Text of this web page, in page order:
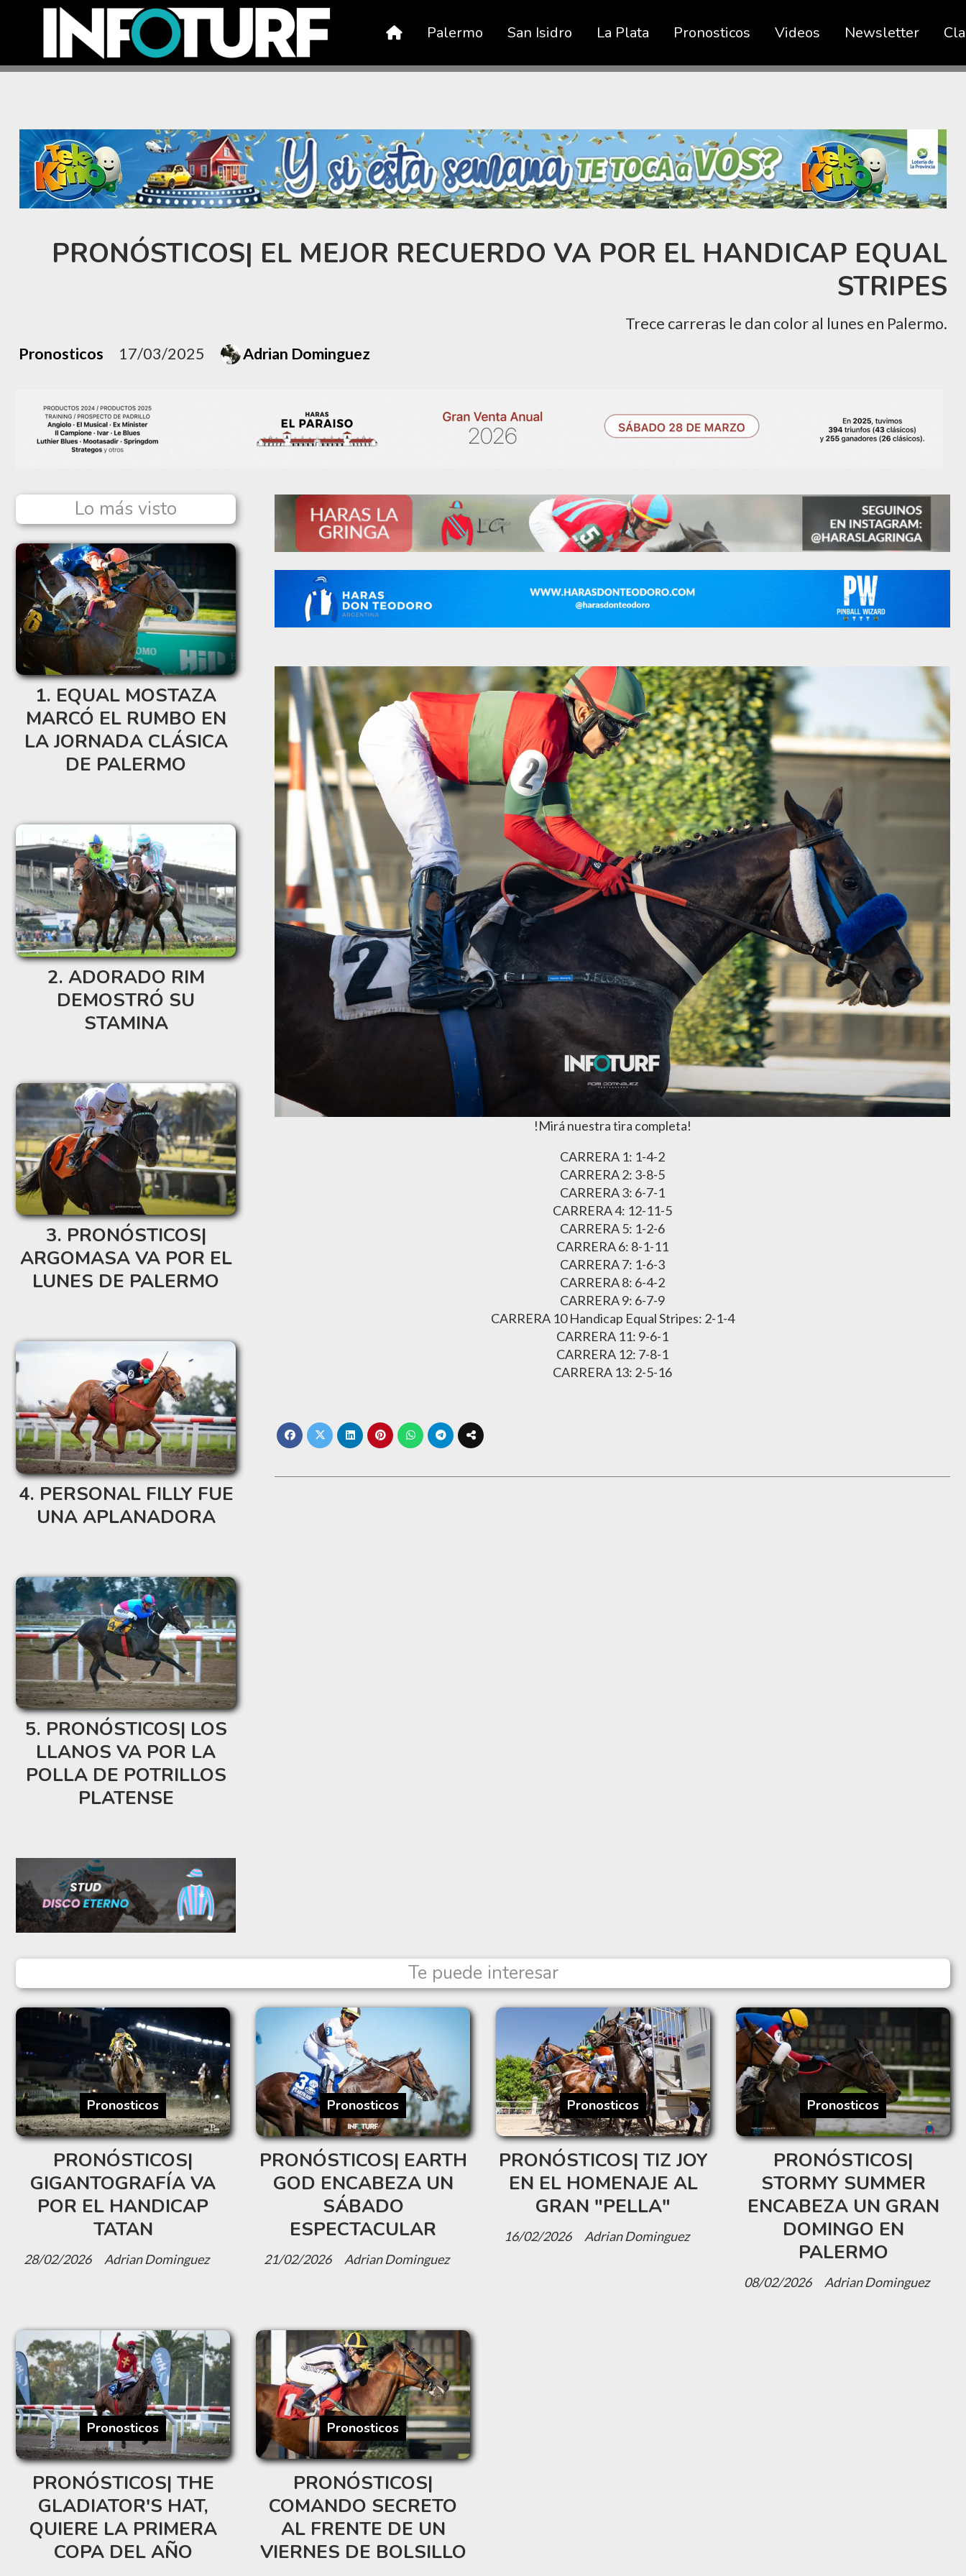
Palermo San Isidro La Plata Pronosticos Videos Newsletter
PRONÓSTICOS| EL MEJOR RECUERDO VA POR EL HANDICAP EQUAL
STRIPES
Trece carreras le dan color al lunes en Palermo.
Pronosticos
17/03/2025 Adrian Dominguez
!Mirá nuestra tira completa!
CARRERA 1: 1-4-2
CARRERA 2: 3-8-5
CARRERA 3: 6-7-1
CARRERA 4: 12-11-5
CARRERA 5: 1-2-6
CARRERA 6: 8-1-11
CARRERA 7: 1-6-3
CARRERA 8: 6-4-2
CARRERA 9: 6-7-9
CARRERA 10 Handicap Equal Stripes: 2-1-4
CARRERA 11: 9-6-1
CARRERA 12: 7-8-1
CARRERA 13: 2-5-16
Te puede interesar
PRONÓSTICOS|
GIGANTOGRAFÍA VA
POR EL HANDICAP
TATAN
Adrian Dominguez
Pronosticos
28/02/2026
PRONÓSTICOS| EARTH
GOD ENCABEZA UN
SÁBADO
ESPECTACULAR
Adrian Dominguez
Pronosticos
21/02/2026
PRONÓSTICOS| TIZ JOY
EN EL HOMENAJE AL
GRAN "PELLA"
Adrian Dominguez
Pronosticos
16/02/2026
PRONÓSTICOS|
STORMY SUMMER
ENCABEZA UN GRAN
DOMINGO EN
PALERMO
Adrian Dominguez
Pronosticos
08/02/2026
PRONÓSTICOS| THE
GLADIATOR'S HAT,
QUIERE LA PRIMERA
COPA DEL AÑO
Pronosticos
PRONÓSTICOS|
COMANDO SECRETO
AL FRENTE DE UN
VIERNES DE BOLSILLO
Pronosticos
Lo más visto
EQUAL MOSTAZA
MARCÓ EL RUMBO EN
LA JORNADA CLÁSICA
DE PALERMO
ADORADO RIM
DEMOSTRÓ SU
STAMINA
PRONÓSTICOS|
ARGOMASA VA POR EL
LUNES DE PALERMO
PERSONAL FILLY FUE
UNA APLANADORA
PRONÓSTICOS| LOS
LLANOS VA POR LA
POLLA DE POTRILLOS
PLATENSE